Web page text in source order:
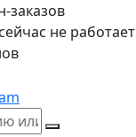
заказов
сейчас не работает